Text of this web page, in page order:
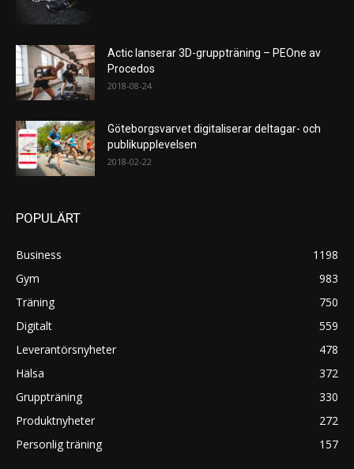
Actic lanserar 3D-gruppträning – PEOne av
Procedos
2018-08-24
Göteborgsvarvet digitaliserar deltagar- och
publikupplevelsen
2018-02-22
POPULÄRT
Business
1198
Gym
983
Träning
750
Digitalt
559
Leverantörsnyheter
478
Hälsa
372
Gruppträning
330
Produktnyheter
272
Personlig träning
157